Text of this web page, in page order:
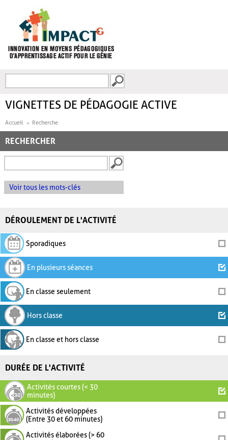
FORMULAIRE DE
VIGNETTES DE PÉDAGOGIE ACTIVE
Accueil Recherche
RECHERCHER
Voir tous les mots-clés
DÉROULEMENT DE L'ACTIVITÉ
Sporadiques
En plusieurs séances
En classe seulement
Hors classe
En classe et hors classe
DURÉE DE L'ACTIVITÉ
Activités courtes (< 30
minutes)
Activités développées
(Entre 30 et 60 minutes)
Activités élaborées (> 60